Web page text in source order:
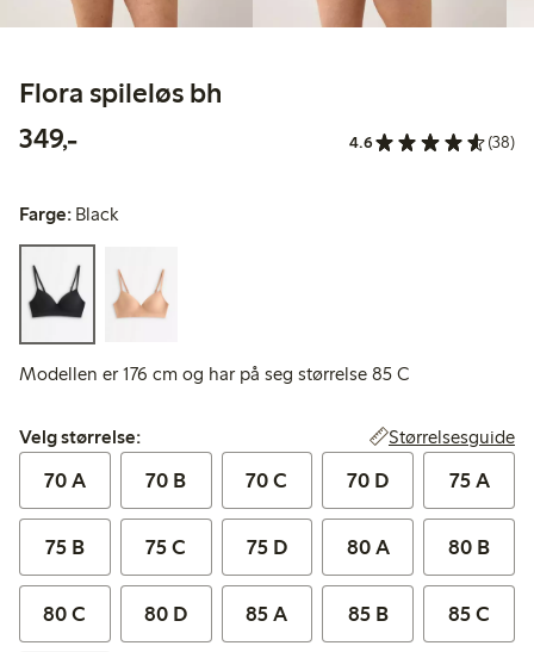
Flora spileløs bh
349,-349,00 kr 4.6 (38)
Farge: Black
Modellen er 176 cm og har på seg størrelse 85 C
Velg størrelse:
Velg størrelse: Størrelsesguide
70 A 70 B 70 C 70 D 75 A
75 B 75 C 75 D 80 A 80 B
80 C 80 D 85 A 85 B 85 C